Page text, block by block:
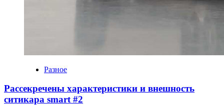
Разное
Рассекречены характеристики и внешность
ситикара smart #2